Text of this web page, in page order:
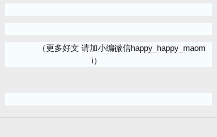
（更多好文 请加小编微信happy_happy_maom
i）